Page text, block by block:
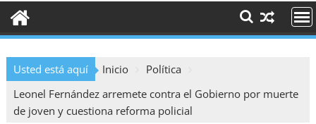
Usted está aquí Inicio
Política
Leonel Fernández arremete contra el Gobierno por muerte
de joven y cuestiona reforma policial